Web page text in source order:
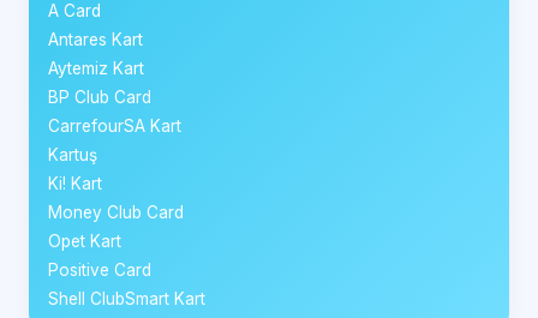
A Card
Antares Kart
Aytemiz Kart
BP Club Card
CarrefourSA Kart
Kartuş
Ki! Kart
Money Club Card
Opet Kart
Positive Card
Shell ClubSmart Kart